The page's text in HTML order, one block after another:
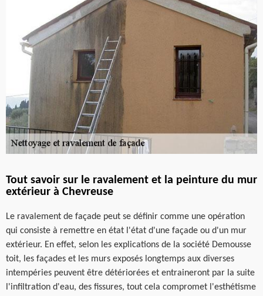
Tout savoir sur le ravalement et la peinture du mur
extérieur à Chevreuse
Le ravalement de façade peut se définir comme une opération
qui consiste à remettre en état l'état d'une façade ou d'un mur
extérieur. En effet, selon les explications de la société Demousse
toit, les façades et les murs exposés longtemps aux diverses
intempéries peuvent être détériorées et entraineront par la suite
l'infiltration d'eau, des fissures, tout cela compromet l'esthétisme